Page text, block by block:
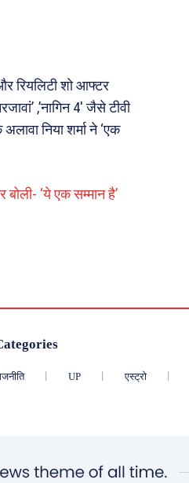
रियलिटी शो आफ्टर
,’नागिन 4′ जैसे टीवी
निया शर्मा ने ‘एक
‘ये एक सम्मान है’
UP एस्ट्रो